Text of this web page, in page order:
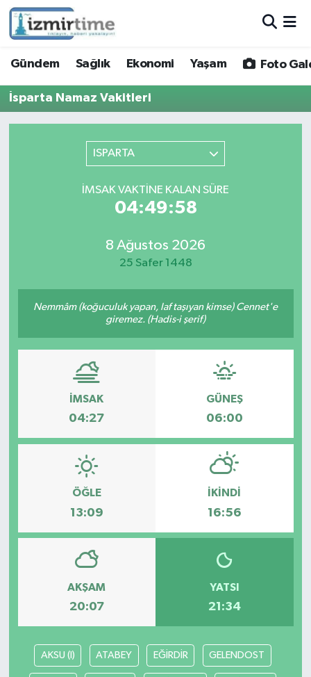
Gündem Sağlık Ekonomi Yaşam Foto
İsparta Namaz Vakitleri
ISPARTA
İMSAK VAKTINE KALAN SÜRE
04:49:58
8 Ağustos 2026
25 Safer 1448
Nemmâm (koğuculuk yapan, laf taşıyan kimse) Cennet'e
giremez. (Hadis-i şerif)
İMSAK
04:27
GÜNEŞ
06:00
ÖĞLE
13:09
İKINDI
16:56
AKŞAM
20:07
YATSI
21:34
AKSU (I) ATABEY EĞİRDİR GELENDOST
Sağlık
Ekonomi
Foto Galeri
Siyaset
Ege
Künye
Hava Durumu
İzmir Namaz Vakitleri
Trafik Durumu
Süper Lig Puan Durumu ve Fikstür
Son Dakika Haberleri
Haber Arşivi